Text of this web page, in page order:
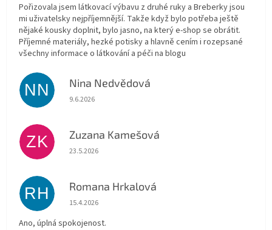
Pořizovala jsem látkovací výbavu z druhé ruky a Breberky jsou
mi uživatelsky nejpříjemnější. Takže když bylo potřeba ještě
nějaké kousky doplnit, bylo jasno, na který e-shop se obrátit.
Příjemné materiály, hezké potisky a hlavně cením i rozepsané
všechny informace o látkování a péči na blogu
NN Nina Nedvědová
Hodnocení obchodu je 5 z 5 hvězdiček.
9.6.2026
ZK Zuzana Kamešová
Hodnocení obchodu je 5 z 5 hvězdiček.
23.5.2026
RH Romana Hrkalová
Hodnocení obchodu je 5 z 5 hvězdiček.
15.4.2026
Ano, úplná spokojenost.